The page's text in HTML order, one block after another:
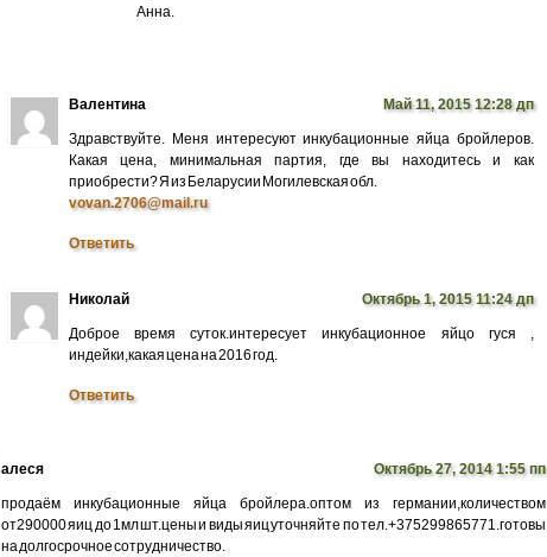
Анна.
Валентина Май 11, 2015 12:28 дп
Здравствуйте. Меня интересуют инкубационные яйца бройлеров.
Какая цена, минимальная партия, где вы находитесь и как
приобрести? Я из Беларусии Могилевская обл.
vovan.2706@mail.ru
Ответить
Николай Октябрь 1, 2015 11:24 дп
Доброе время суток.интересует инкубационное яйцо гуся ,
индейки,какая цена на 2016 год.
Ответить
алеся Октябрь 27, 2014 1:55 пп
продаём инкубационные яйца бройлера.оптом из германии,количеством
от290000 яиц до 1мл шт.цены и виды яиц уточняйте по тел.+375299865771.готовы
на долгосрочное сотрудничество.